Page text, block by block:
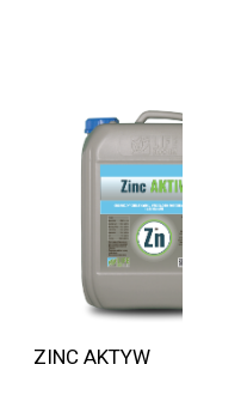
ZINC AKTYW